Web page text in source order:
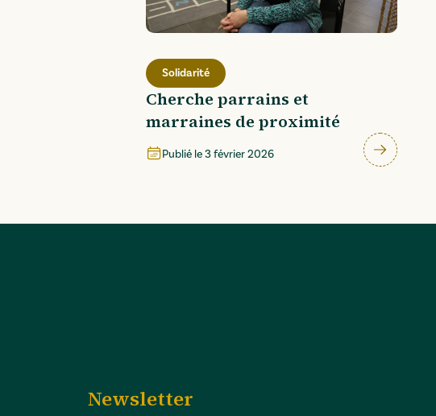
Solidarité
Cherche parrains et
marraines de proximité
Publié le3 février 2026
Newsletter